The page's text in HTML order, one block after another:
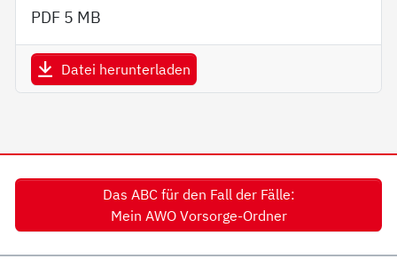
PDF 5 MB
Datei herunterladen
Das ABC für den Fall der Fälle:
Mein AWO Vorsorge-Ordner